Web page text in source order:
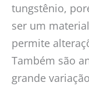
tungstênio,
ser um
permite
Também são
grande